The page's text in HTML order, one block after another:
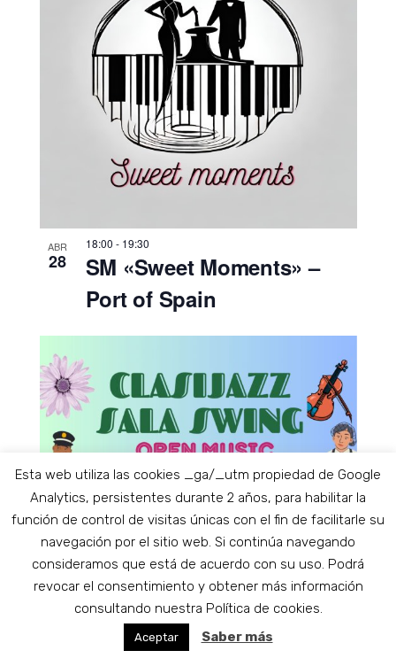
ABR
28
18:00 - 19:30
SM «Sweet Moments» –
Port of Spain
Esta web utiliza las cookies _ga/_utm propiedad de Google
Analytics, persistentes durante 2 años, para habilitar la
función de control de visitas únicas con el fin de facilitarle su
navegación por el sitio web. Si continúa navegando
consideramos que está de acuerdo con su uso. Podrá
revocar el consentimiento y obtener más información
consultando nuestra Política de cookies.
Aceptar Saber más